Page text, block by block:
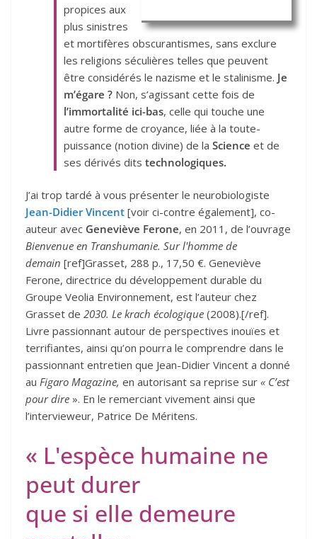
propices aux
plus sinistres
et mortifères obscurantismes, sans exclure
les religions séculières telles que peuvent
être considérés le nazisme et le stalinisme. Je
m’égare ? Non, s’agissant cette fois de
l’immortalité ici-bas, celle qui touche une
autre forme de croyance, liée à la toute-
puissance (notion divine) de la Science et de
ses dérivés dits technologiques.
J’ai trop tardé à vous présenter le neurobiologiste
Jean-Didier Vincent [voir ci-contre également], co-
auteur avec Geneviève Ferone, en 2011, de l’ouvrage
Bienvenue en Transhumanie. Sur l'homme de
demain [ref]Grasset, 288 p., 17,50 €. Geneviève
Ferone, directrice du développement durable du
Groupe Veolia Environnement, est l’auteur chez
Grasset de 2030. Le krach écologique (2008).[/ref].
Livre passionnant autour de perspectives inouïes et
terrifiantes, ainsi qu’on pourra le comprendre dans le
passionnant entretien que Jean-Didier Vincent a donné
au Figaro Magazine, en autorisant sa reprise sur « C’est
pour dire ». En le remerciant vivement ainsi que
l’intervieweur, Patrice De Méritens.
« L'espèce humaine ne
peut durer
que si elle demeure